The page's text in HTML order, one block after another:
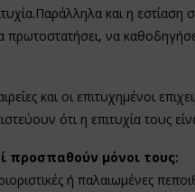
και η
πρωτοστατήσει, να
και οι επιτυχημένοι
ότι η επιτυχία τους
προσπαθούν μόνοι τους:
ή παλαιωμένες